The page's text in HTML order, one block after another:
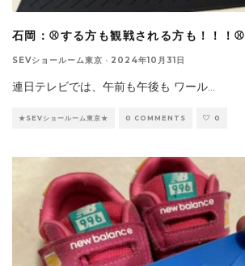
石岡：⚾する方も観戦される方も！！！⚾
SEVショールーム東京 · 2024年10月31日
連日テレビでは、午前も午後も ワール...
★SEVショールーム東京★ 0 COMMENTS 0